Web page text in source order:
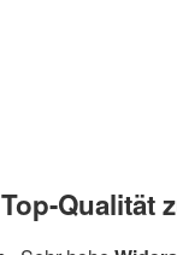
Top-Qualität